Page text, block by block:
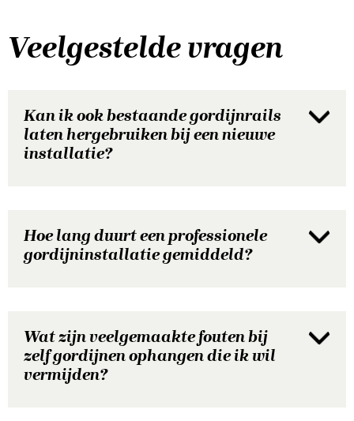
Veelgestelde vragen
Kan ik ook bestaande gordijnrails
laten hergebruiken bij een nieuwe
installatie?
Hoe lang duurt een professionele
gordijninstallatie gemiddeld?
Wat zijn veelgemaakte fouten bij
zelf gordijnen ophangen die ik wil
vermijden?